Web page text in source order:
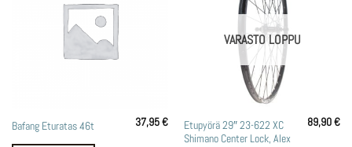
Bafang Eturatas 46t 37,95€
VARASTO LOPPU
Etupyörä 29″ 23-622 XC
Shimano Center Lock, Alex
89,90€